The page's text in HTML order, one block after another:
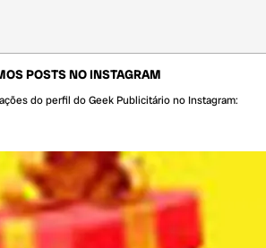
POSTS NO INSTAGRAM
do perfil do Geek Publicitário no Instagram: